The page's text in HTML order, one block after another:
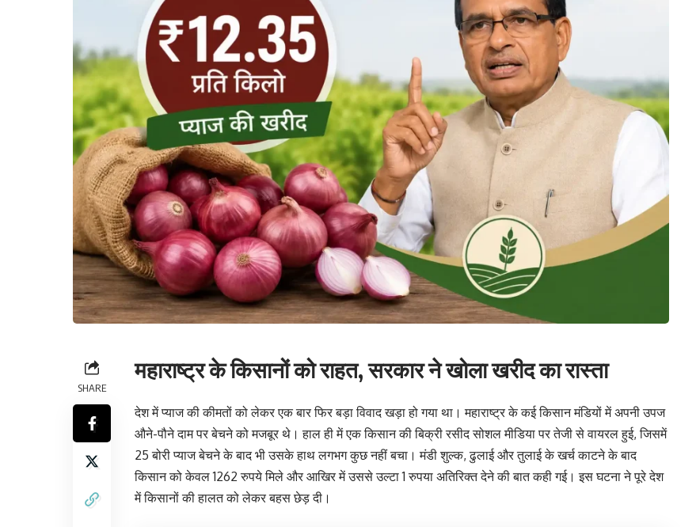
SHARE
महाराष्ट्र के किसानों को राहत, सरकार ने खोला खरीद का रास्ता
देश में प्याज की कीमतों को लेकर एक बार फिर बड़ा विवाद खड़ा हो गया था। महाराष्ट्र के कई किसान मंडियों में अपनी उपज
औने-पौने दाम पर बेचने को मजबूर थे। हाल ही में एक किसान की बिक्री रसीद सोशल मीडिया पर तेजी से वायरल हुई, जिसमें
25 बोरी प्याज बेचने के बाद भी उसके हाथ लगभग कुछ नहीं बचा। मंडी शुल्क, ढुलाई और तुलाई के खर्च काटने के बाद
किसान को केवल 1262 रुपये मिले और आखिर में उससे उल्टा 1 रुपया अतिरिक्त देने की बात कही गई। इस घटना ने पूरे देश
में किसानों की हालत को लेकर बहस छेड़ दी।